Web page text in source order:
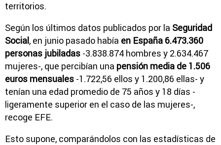
territorios.
Según los últimos datos publicados por la Seguridad
Social, en junio pasado había en España 6.473.360
personas jubiladas -3.838.874 hombres y 2.634.467
mujeres-, que percibían una pensión media de 1.506
euros mensuales -1.722,56 ellos y 1.200,86 ellas- y
tenían una edad promedio de 75 años y 18 días -
ligeramente superior en el caso de las mujeres-,
recoge EFE.
Esto supone, comparándolos con las estadísticas de